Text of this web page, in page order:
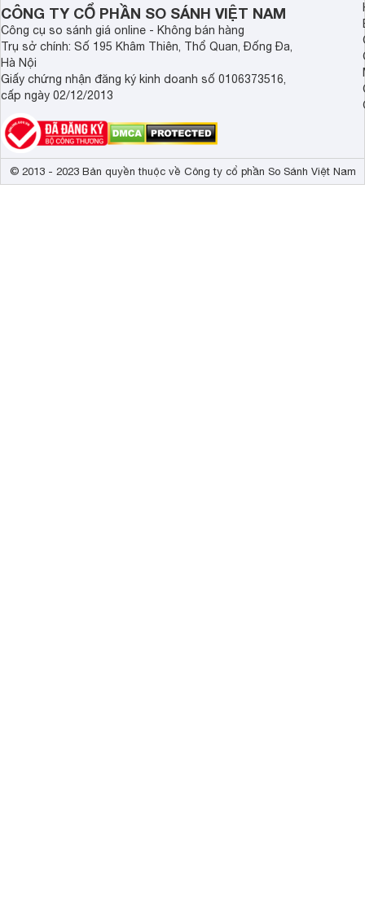
Tùy chỉnh thiết kế
Micrô có nhiều hình dạng và kích thước
khác nhau, mỗi loại yêu cầu mức độ đàn
hồi của hệ thống treo riêng. Elgato Wave
Shock Mount có thể điều chỉnh chính xác
cho các loại micrô Elgato Wave.
CÔNG TY CỔ PHẦN SO SÁNH VIỆT NAM
Công cụ so sánh giá online - Không bán hàng
Trụ sở chính: Số 195 Khâm Thiên, Thổ Quan, Đống Đa,
Hà Nội
Giấy chứng nhận đăng ký kinh doanh số 0106373516,
cấp ngày 02/12/2013
© 2013 - 2023 Bản quyền thuộc về Công ty cổ phần So Sánh Việt Nam